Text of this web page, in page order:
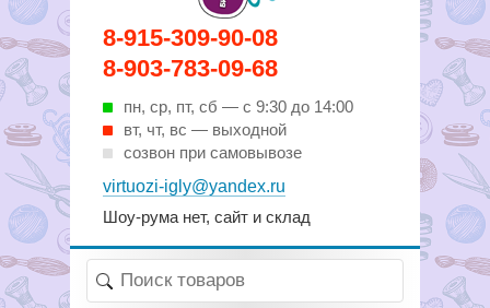
8-915-309-90-08
8-903-783-09-68
пн, ср, пт, cб — с 9:30 до 14:00
вт, чт, вс — выходной
созвон при самовывозе
virtuozi-igly@yandex.ru
Шоу-рума нет, сайт и склад
Вирутозы иглы. Товары для
шитья и рукоделья